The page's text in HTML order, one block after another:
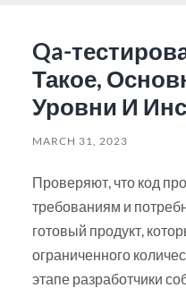
Qa-
Такое,
Уровни И
MARCH 31, 2023
Проверяют, что код
требованиям и
готовый продукт,
ограниченного
этапе разработчики